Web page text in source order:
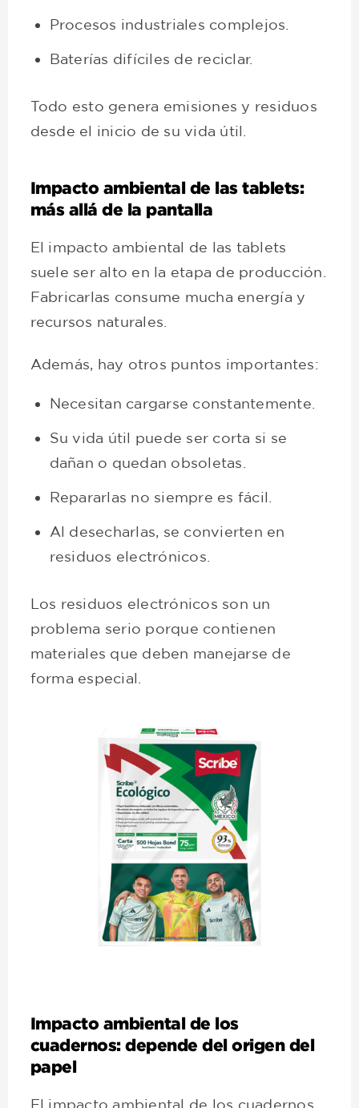
Procesos industriales complejos.
Baterías difíciles de reciclar.
Todo esto genera emisiones y residuos
desde el inicio de su vida útil.
Impacto ambiental de las tablets:
más allá de la pantalla
El impacto ambiental de las tablets
suele ser alto en la etapa de producción.
Fabricarlas consume mucha energía y
recursos naturales.
Además, hay otros puntos importantes:
Necesitan cargarse constantemente.
Su vida útil puede ser corta si se
dañan o quedan obsoletas.
Repararlas no siempre es fácil.
Al desecharlas, se convierten en
residuos electrónicos.
Los residuos electrónicos son un
problema serio porque contienen
materiales que deben manejarse de
forma especial.
Impacto ambiental de los
cuadernos: depende del origen del
papel
El impacto ambiental de los cuadernos